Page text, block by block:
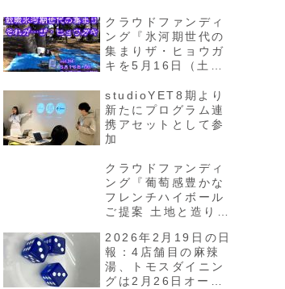
クラウドファンディ
ング『氷河期世代の
集まりザ・ヒョウガ
キを5月16日（土）
したい！』プロジェ
クトが4月16日から
スタート
studioYET8期より
新たにプログラム連
携アセットとして参
加
クラウドファンディ
ング『葡萄感豊かな
フレンチハイボール
ご提案 土地と造り手
ックを日本へ』プロ
ジェクトが3月26日
からスタート
2026年2月19日の日
報：4店舗目の麻辣
湯、トモスダイニン
グは2月26日オープ